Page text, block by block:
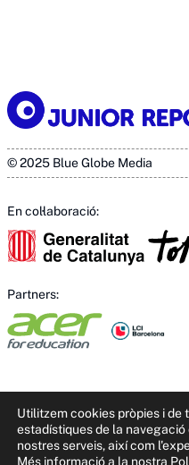
© 2025 Blue Globe Media
En col·laboració:
Partners:
Utilitzem cookies pròpies i de
estadístiques de la
nostres serveis, així com
Més informació a la nostra